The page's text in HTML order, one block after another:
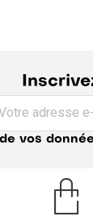
adresse
vos